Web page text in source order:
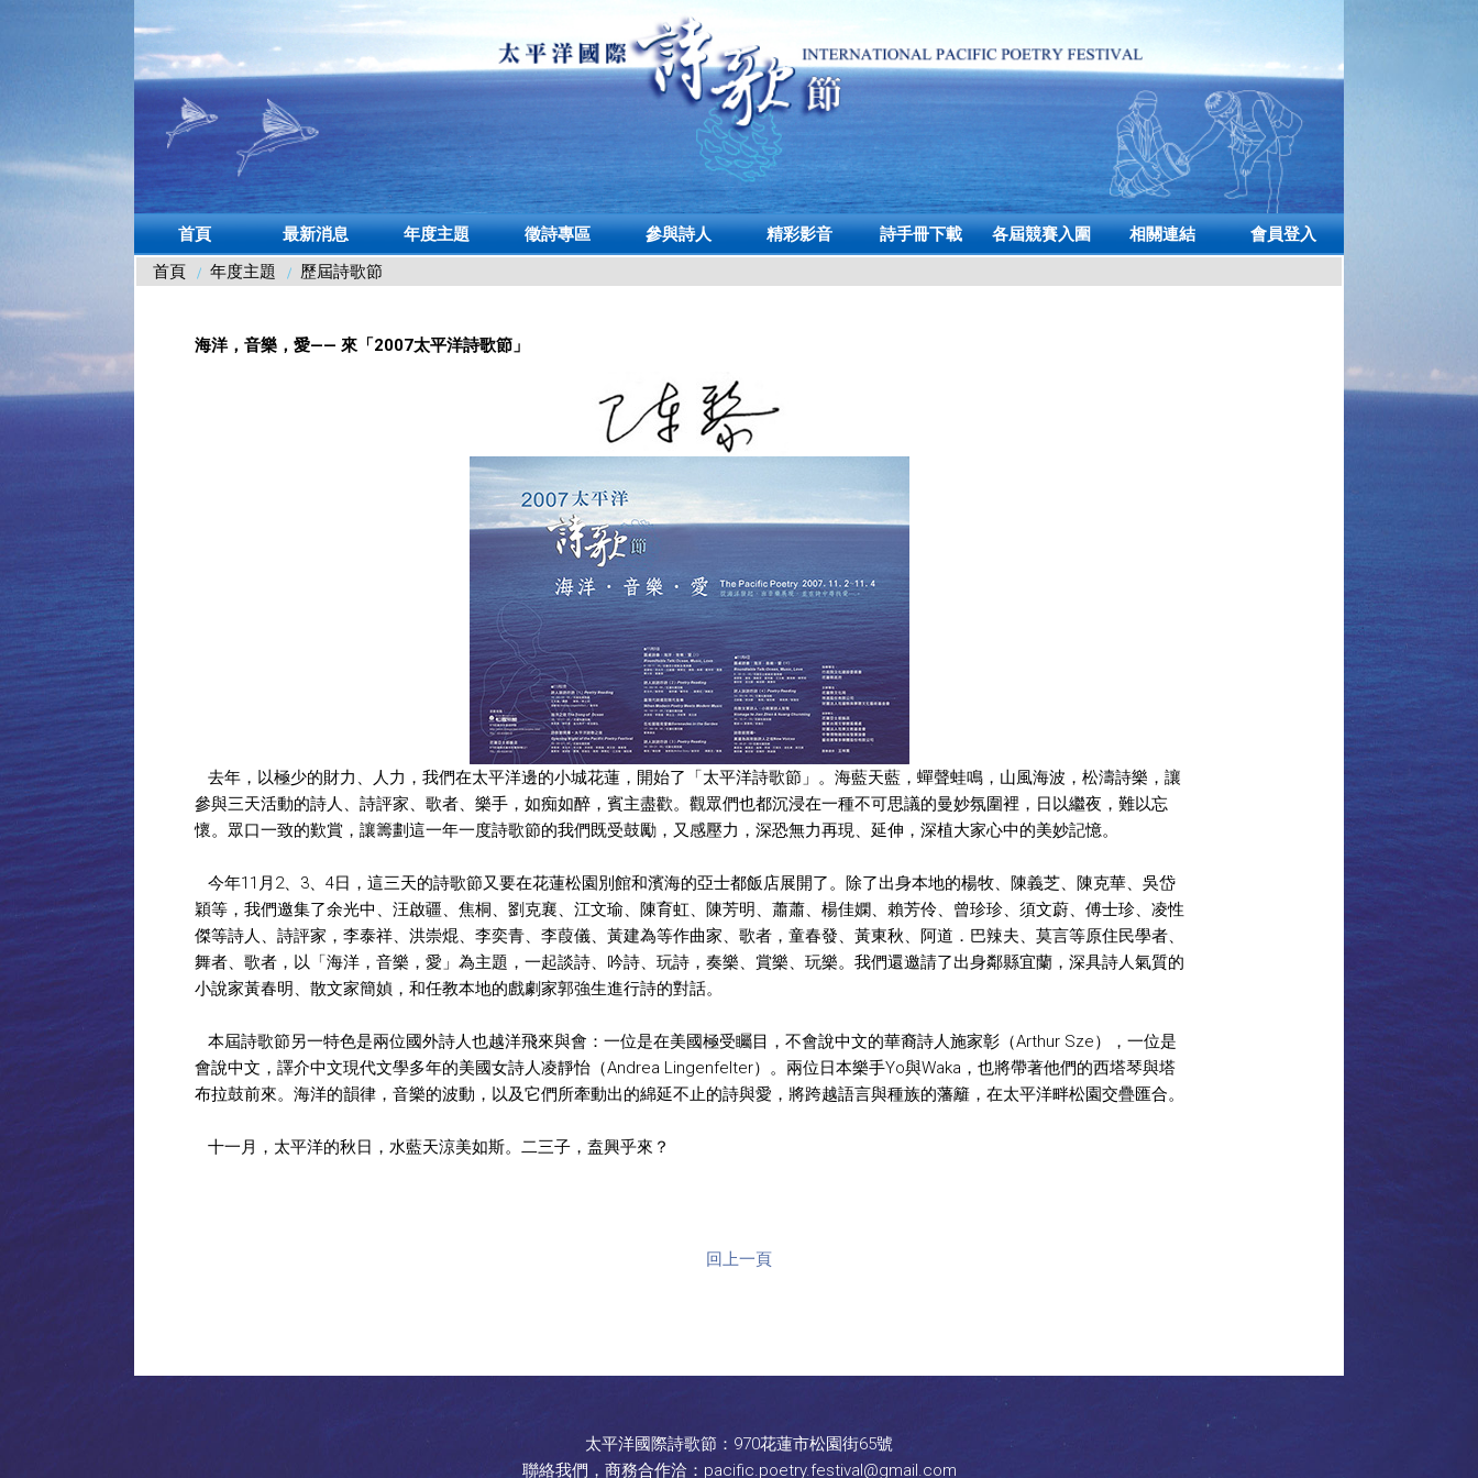
首頁 最新消息 年度主題 徵詩專區 參與詩人 精彩影音 詩手冊下載 各屆競賽入圍 相關連結
會員登入
首頁
年度主題 歷屆詩歌節
海洋，音樂，愛—— 來「2007太平洋詩歌節」
去年，以極少的財力、人力，我們在太平洋邊的小城花蓮，開始了「太平洋詩歌節」。海藍天藍，蟬聲蛙鳴，山風海波，松濤詩樂，讓
參與三天活動的詩人、詩評家、歌者、樂手，如痴如醉，賓主盡歡。觀眾們也都沉浸在一種不可思議的曼妙氛圍裡，日以繼夜，難以忘
懷。眾口一致的歎賞，讓籌劃這一年一度詩歌節的我們既受鼓勵，又感壓力，深恐無力再現、延伸，深植大家心中的美妙記憶。
今年11月2、3、4日，這三天的詩歌節又要在花蓮松園別館和濱海的亞士都飯店展開了。除了出身本地的楊牧、陳義芝、陳克華、吳岱
穎等，我們邀集了余光中、汪啟疆、焦桐、劉克襄、江文瑜、陳育虹、陳芳明、蕭蕭、楊佳嫻、賴芳伶、曾珍珍、須文蔚、傅士珍、凌性
傑等詩人、詩評家，李泰祥、洪崇焜、李奕青、李葭儀、黃建為等作曲家、歌者，童春發、黃東秋、阿道．巴辣夫、莫言等原住民學者、
舞者、歌者，以「海洋，音樂，愛」為主題，一起談詩、吟詩、玩詩，奏樂、賞樂、玩樂。我們還邀請了出身鄰縣宜蘭，深具詩人氣質的
小說家黃春明、散文家簡媜，和任教本地的戲劇家郭強生進行詩的對話。
本屆詩歌節另一特色是兩位國外詩人也越洋飛來與會：一位是在美國極受矚目，不會說中文的華裔詩人施家彰（Arthur Sze），一位是
會說中文，譯介中文現代文學多年的美國女詩人凌靜怡（Andrea Lingenfelter）。兩位日本樂手Yo與Waka，也將帶著他們的西塔琴與塔
布拉鼓前來。海洋的韻律，音樂的波動，以及它們所牽動出的綿延不止的詩與愛，將跨越語言與種族的藩籬，在太平洋畔松園交疊匯合。
十一月，太平洋的秋日，水藍天涼美如斯。二三子，盍興乎來？
回上一頁
太平洋國際詩歌節：970花蓮市松園街65號
聯絡我們，商務合作洽：pacific.poetry.festival@gmail.com